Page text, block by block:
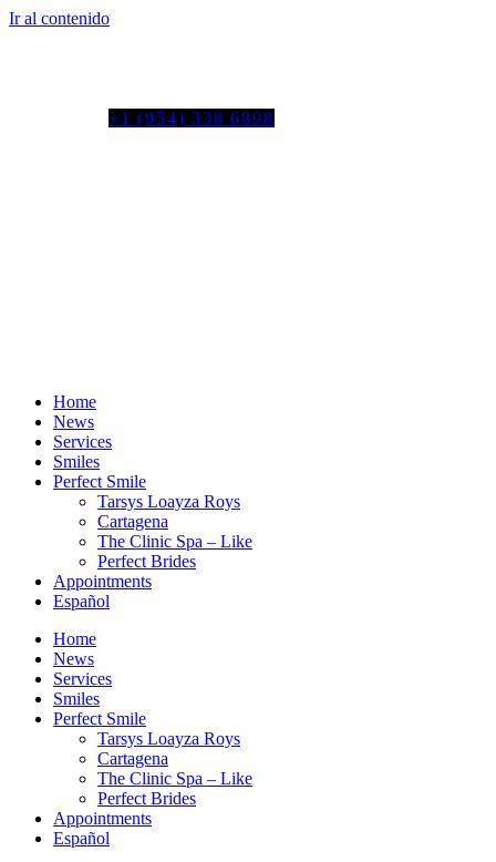
Ir al contenido
+1 (954) 338 6898
Home
News
Services
Smiles
Perfect Smile
Tarsys Loayza Roys
Cartagena
The Clinic Spa – Like
Perfect Brides
Appointments
Español
Home
News
Services
Smiles
Perfect Smile
Tarsys Loayza Roys
Cartagena
The Clinic Spa – Like
Perfect Brides
Appointments
Español